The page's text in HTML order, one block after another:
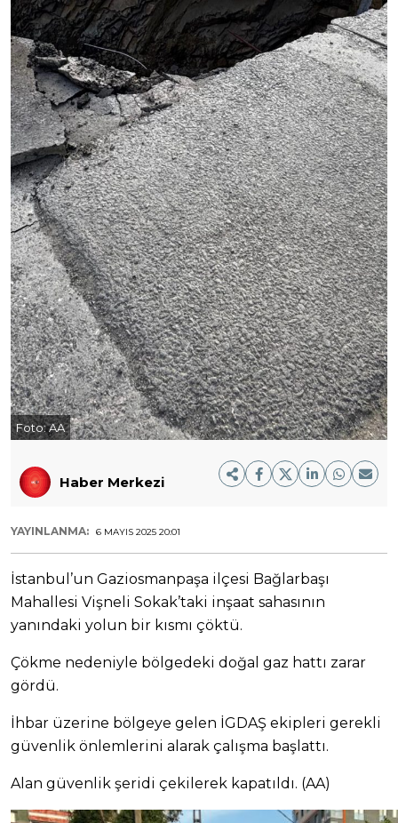
Foto:AA
Haber Merkezi
YAYINLANMA: 6 MAYIS 2025 20:01
İstanbul’un Gaziosmanpaşa ilçesi Bağlarbaşı
Mahallesi Vişneli Sokak’taki inşaat sahasının
yanındaki yolun bir kısmı çöktü.
Çökme nedeniyle bölgedeki doğal gaz hattı zarar
gördü.
İhbar üzerine bölgeye gelen İGDAŞ ekipleri gerekli
güvenlik önlemlerini alarak çalışma başlattı.
Alan güvenlik şeridi çekilerek kapatıldı. (AA)